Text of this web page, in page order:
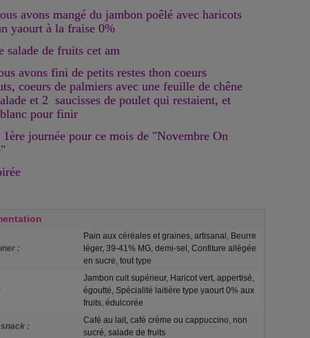
avons mangé du jambon poêlé avec haricots
yaourt à la fraise 0%
salade de fruits cet am
avons fini de petits restes thon coeurs
coeurs de palmiers avec une feuille de chêne
et 2 saucisses de poulet qui restaient, et
pour finir
journée pour ce mois de "Novembre On
:
Pain aux céréales et graines, artisanal, Beurre
léger, 39-41% MG, demi-sel, Confiture allégée
en sucre, tout type
Jambon cuit supérieur, Haricot vert, appertisé,
égoutté, Spécialité laitière type yaourt 0% aux
fruits, édulcorée
:
Café au lait, café crème ou cappuccino, non
sucré, salade de fruits